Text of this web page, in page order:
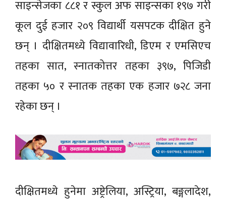
साइन्सेजका ८८१ र स्कुल अफ साइन्सका १९७ गरी
कूल दुई हजार २०९ विद्यार्थी यसपटक दीक्षित हुने
छन् । दीक्षितमध्ये विद्यावारिधी, डिएम र एमसिएच
तहका सात, स्नातकोत्तर तहका ३९७, पिजिडी
तहका ५० र स्नातक तहका एक हजार ७२८ जना
रहेका छन् ।
दीक्षितमध्ये हुनेमा अष्ट्रेलिया, अस्ट्रिया, बङ्गलादेश,